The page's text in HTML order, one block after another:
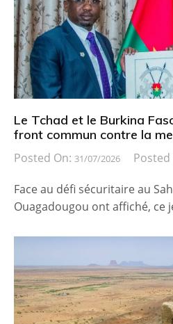
Le Tchad et le Burkina
front commun contre la
Posted On: 31/07/2026 Posted
Face au défi sécuritaire au
Ouagadougou ont affiché, ce